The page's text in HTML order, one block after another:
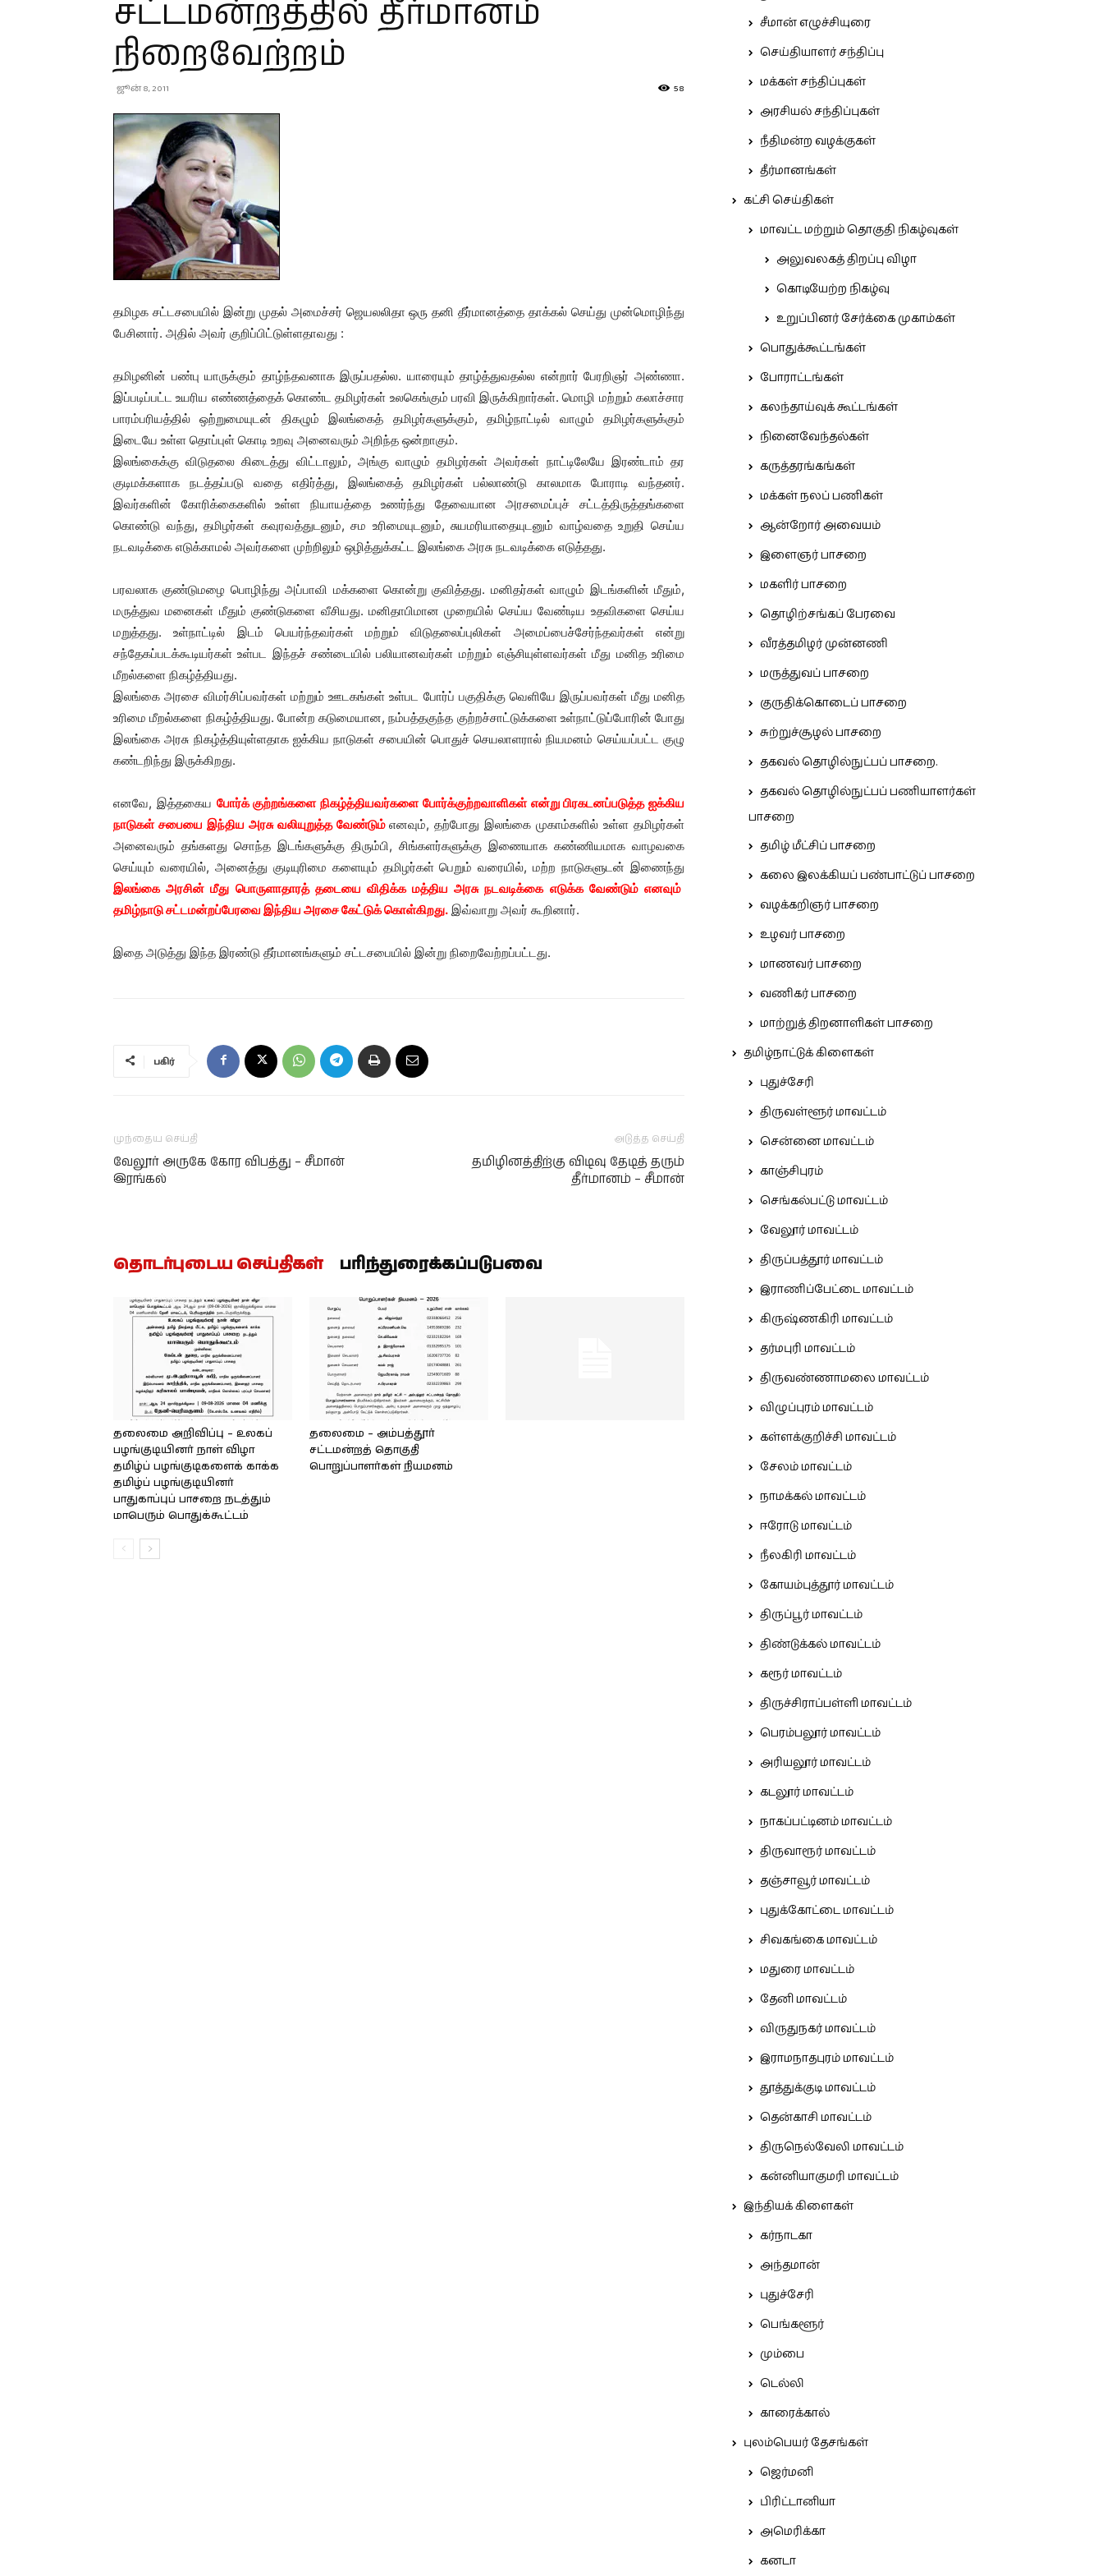
சட்டமன்றத்தில் தீர்மானம்
நிறைவேற்றம்
ஜூன் 8, 2011 58
தமிழக சட்டசபையில் இன்று முதல் அமைச்சர் ஜெயலலிதா ஒரு தனி தீர்மானத்தை தாக்கல் செய்து முன்மொழிந்து
பேசினார். அதில் அவர் குறிப்பிட்டுள்ளதாவது :
தமிழனின் பண்பு யாருக்கும் தாழ்ந்தவனாக இருப்பதல்ல. யாரையும் தாழ்த்துவதல்ல என்றார் பேரறிஞர் அண்ணா.
இப்படிப்பட்ட உயரிய எண்ணத்தைக் கொண்ட தமிழர்கள் உலகெங்கும் பரவி இருக்கிறார்கள். மொழி மற்றும் கலாச்சார
பாரம்பரியத்தில் ஒற்றுமையுடன் திகழும் இலங்கைத் தமிழர்களுக்கும், தமிழ்நாட்டில் வாழும் தமிழர்களுக்கும்
இடையே உள்ள தொப்புள் கொடி உறவு அனைவரும் அறிந்த ஒன்றாகும்.
இலங்கைக்கு விடுதலை கிடைத்து விட்டாலும், அங்கு வாழும் தமிழர்கள் அவர்கள் நாட்டிலேயே இரண்டாம் தர
குடிமக்களாக நடத்தப்படு வதை எதிர்த்து, இலங்கைத் தமிழர்கள் பல்லாண்டு காலமாக போராடி வந்தனர்.
இவர்களின் கோரிக்கைகளில் உள்ள நியாயத்தை உணர்ந்து தேவையான அரசமைப்புச் சட்டத்திருத்தங்களை
கொண்டு வந்து, தமிழர்கள் கவுரவத்துடனும், சம உரிமையுடனும், சுயமரியாதையுடனும் வாழ்வதை உறுதி செய்ய
நடவடிக்கை எடுக்காமல் அவர்களை முற்றிலும் ஒழித்துக்கட்ட இலங்கை அரசு நடவடிக்கை எடுத்தது.
பரவலாக குண்டுமழை பொழிந்து அப்பாவி மக்களை கொன்று குவித்தது. மனிதர்கள் வாழும் இடங்களின் மீதும்,
மருத்துவ மனைகள் மீதும் குண்டுகளை வீசியது. மனிதாபிமான முறையில் செய்ய வேண்டிய உதவிகளை செய்ய
மறுத்தது. உள்நாட்டில் இடம் பெயர்ந்தவர்கள் மற்றும் விடுதலைப்புலிகள் அமைப்பைச்சேர்ந்தவர்கள் என்று
சந்தேகப்படக்கூடியர்கள் உள்பட இந்தச் சண்டையில் பலியானவர்கள் மற்றும் எஞ்சியுள்ளவர்கள் மீது மனித உரிமை
மீறல்களை நிகழ்த்தியது.
இலங்கை அரசை விமர்சிப்பவர்கள் மற்றும் ஊடகங்கள் உள்பட போர்ப் பகுதிக்கு வெளியே இருப்பவர்கள் மீது மனித
உரிமை மீறல்களை நிகழ்த்தியது. போன்ற கடுமையான, நம்பத்தகுந்த குற்றச்சாட்டுக்களை உள்நாட்டுப்போரின் போது
இலங்கை அரசு நிகழ்த்தியுள்ளதாக ஐக்கிய நாடுகள் சபையின் பொதுச் செயலாளரால் நியமனம் செய்யப்பட்ட குழு
கண்டறிந்து இருக்கிறது.
எனவே, இத்தகைய போர்க் குற்றங்களை நிகழ்த்தியவர்களை போர்க்குற்றவாளிகள் என்று பிரகடனப்படுத்த ஐக்கிய
நாடுகள் சபையை இந்திய அரசு வலியுறுத்த வேண்டும்எனவும், தற்போது இலங்கை முகாம்களில் உள்ள தமிழர்கள்
அனைவரும் தங்களது சொந்த இடங்களுக்கு திரும்பி, சிங்களர்களுக்கு இணையாக கண்ணியமாக வாழவகை
செய்யும் வரையில், அனைத்து குடியுரிமை களையும் தமிழர்கள் பெறும் வரையில், மற்ற நாடுகளுடன் இணைந்து
இலங்கை அரசின் மீது பொருளாதாரத் தடையை விதிக்க மத்திய அரசு நடவடிக்கை எடுக்க வேண்டும் எனவும்
தமிழ்நாடு சட்டமன்றப்பேரவை இந்திய அரசை கேட்டுக் கொள்கிறது. இவ்வாறு அவர் கூறினார்.
இதை அடுத்து இந்த இரண்டு தீர்மானங்களும் சட்டசபையில் இன்று நிறைவேற்றப்பட்டது.
பகிர்
முந்தைய செய்தி
வேலூர் அருகே கோர விபத்து – சீமான்
இரங்கல்
அடுத்த செய்தி
தமிழினத்திற்கு விடிவு தேடித் தரும்
தீர்மானம் – சீமான்
தொடர்புடைய செய்திகள் பரிந்துரைக்கப்படுபவை
தலைமை அறிவிப்பு – உலகப்
பழங்குடியினர் நாள் விழா
தமிழ்ப் பழங்குடிகளைக் காக்க
தமிழ்ப் பழங்குடியினர்
பாதுகாப்புப் பாசறை நடத்தும்
மாபெரும் பொதுக்கூட்டம்
தலைமை – அம்பத்தூர்
சட்டமன்றத் தொகுதி
பொறுப்பாளர்கள் நியமனம்
சீமான் எழுச்சியுரை
செய்தியாளர் சந்திப்பு
மக்கள் சந்திப்புகள்
அரசியல் சந்திப்புகள்
நீதிமன்ற வழக்குகள்
தீர்மானங்கள்
கட்சி செய்திகள்
மாவட்ட மற்றும் தொகுதி நிகழ்வுகள்
அலுவலகத் திறப்பு விழா
கொடியேற்ற நிகழ்வு
உறுப்பினர் சேர்க்கை முகாம்கள்
பொதுக்கூட்டங்கள்
போராட்டங்கள்
கலந்தாய்வுக் கூட்டங்கள்
நினைவேந்தல்கள்
கருத்தரங்கங்கள்
மக்கள் நலப் பணிகள்
ஆன்றோர் அவையம்
இளைஞர் பாசறை
மகளிர் பாசறை
தொழிற்சங்கப் பேரவை
வீரத்தமிழர் முன்னணி
மருத்துவப் பாசறை
குருதிக்கொடைப் பாசறை
சுற்றுச்சூழல் பாசறை
தகவல் தொழில்நுட்பப் பாசறை.
தகவல் தொழில்நுட்பப் பணியாளர்கள்
பாசறை
தமிழ் மீட்சிப் பாசறை
கலை இலக்கியப் பண்பாட்டுப் பாசறை
வழக்கறிஞர் பாசறை
உழவர் பாசறை
மாணவர் பாசறை
வணிகர் பாசறை
மாற்றுத் திறனாளிகள் பாசறை
தமிழ்நாட்டுக் கிளைகள்
புதுச்சேரி
திருவள்ளூர் மாவட்டம்
சென்னை மாவட்டம்
காஞ்சிபுரம்
செங்கல்பட்டு மாவட்டம்
வேலூர் மாவட்டம்
திருப்பத்தூர் மாவட்டம்
இராணிப்பேட்டை மாவட்டம்
கிருஷ்ணகிரி மாவட்டம்
தர்மபுரி மாவட்டம்
திருவண்ணாமலை மாவட்டம்
விழுப்புரம் மாவட்டம்
கள்ளக்குறிச்சி மாவட்டம்
சேலம் மாவட்டம்
நாமக்கல் மாவட்டம்
ஈரோடு மாவட்டம்
நீலகிரி மாவட்டம்
கோயம்புத்தூர் மாவட்டம்
திருப்பூர் மாவட்டம்
திண்டுக்கல் மாவட்டம்
கரூர் மாவட்டம்
திருச்சிராப்பள்ளி மாவட்டம்
பெரம்பலூர் மாவட்டம்
அரியலூர் மாவட்டம்
கடலூர் மாவட்டம்
நாகப்பட்டினம் மாவட்டம்
திருவாரூர் மாவட்டம்
தஞ்சாவூர் மாவட்டம்
புதுக்கோட்டை மாவட்டம்
சிவகங்கை மாவட்டம்
மதுரை மாவட்டம்
தேனி மாவட்டம்
விருதுநகர் மாவட்டம்
இராமநாதபுரம் மாவட்டம்
தூத்துக்குடி மாவட்டம்
தென்காசி மாவட்டம்
திருநெல்வேலி மாவட்டம்
கன்னியாகுமரி மாவட்டம்
இந்தியக் கிளைகள்
கர்நாடகா
அந்தமான்
புதுச்சேரி
பெங்களூர்
மும்பை
டெல்லி
காரைக்கால்
புலம்பெயர் தேசங்கள்
ஜெர்மனி
பிரிட்டானியா
அமெரிக்கா
கனடா